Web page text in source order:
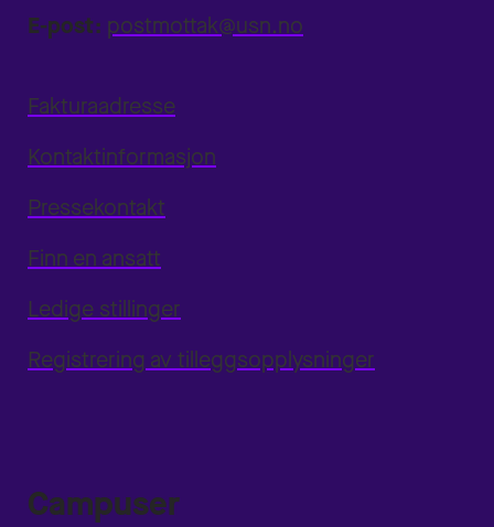
E-post: postmottak@usn.no
Fakturaadresse
Kontaktinformasjon
Pressekontakt
Finn en ansatt
Ledige stillinger
Registrering av tilleggsopplysninger
Campuser